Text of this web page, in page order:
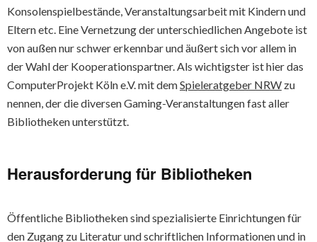
Konsolenspielbestände, Veranstaltungsarbeit mit Kindern und
Eltern etc. Eine Vernetzung der unterschiedlichen Angebote ist
von außen nur schwer erkennbar und äußert sich vor allem in
der Wahl der Kooperationspartner. Als wichtigster ist hier das
ComputerProjekt Köln e.V. mit demSpieleratgeber NRW zu
nennen, der die diversen Gaming-Veranstaltungen fast aller
Bibliotheken unterstützt.
Herausforderung für Bibliotheken
Öffentliche Bibliotheken sind spezialisierte Einrichtungen für
den Zugang zu Literatur und schriftlichen Informationen und in